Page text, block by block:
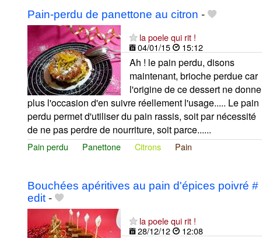
Pain-perdu de panettone au citron -
la poele qui rit !
04/01/15
15:12
Ah ! le pain perdu, disons
maintenant, brioche perdue car
l'origine de ce dessert ne donne
plus l'occasion d'en suivre réellement l'usage..... Le pain
perdu permet d'utiliser du pain rassis, soit par nécessité
de ne pas perdre de nourriture, soit parce......
Pain perdu Panettone Citrons Pain
Bouchées apéritives au pain d'épices poivré #
edit -
la poele qui rit !
28/12/12
12:08